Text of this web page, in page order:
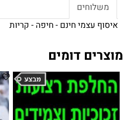
משלוחים
איסוף עצמי חינם - חיפה - קריות
מוצרים דומים